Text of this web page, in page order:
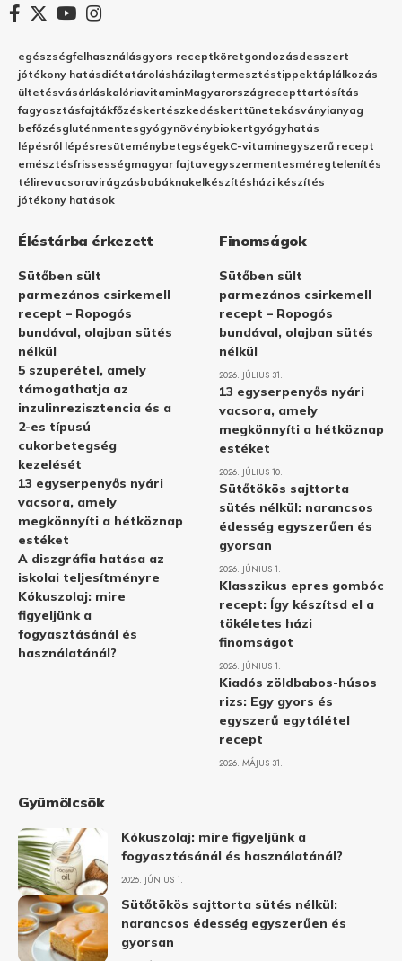
egészségfelhasználásgyors receptköretgondozásdesszert
jótékony hatásdiétatárolásházilagtermesztéstippektáplálkozás
ültetésvásárláskalóriavitaminMagyarországrecepttartósítás
fagyasztásfajtákfőzéskertészkedéskerttünetekásványianyag
befőzésgluténmentesgyógynövénybiokertgyógyhatás
lépésről lépésresüteménybetegségekC-vitaminegyszerű recept
emésztésfrissességmagyar fajtavegyszermentesméregtelenítés
télirevacsoravirágzásbabáknakelkészítésházi készítés
jótékony hatások
Éléstárba érkezett
Sütőben sült
parmezános csirkemell
recept – Ropogós
bundával, olajban sütés
nélkül
5 szuperétel, amely
támogathatja az
inzulinrezisztencia és a
2-es típusú
cukorbetegség
kezelését
13 egyserpenyős nyári
vacsora, amely
megkönnyíti a hétköznap
estéket
A diszgráfia hatása az
iskolai teljesítményre
Kókuszolaj: mire
figyeljünk a
fogyasztásánál és
használatánál?
Finomságok
Sütőben sült
parmezános csirkemell
recept – Ropogós
bundával, olajban sütés
nélkül
2026. JÚLIUS 31.
13 egyserpenyős nyári
vacsora, amely
megkönnyíti a hétköznap
estéket
2026. JÚLIUS 10.
Sütőtökös sajttorta
sütés nélkül: narancsos
édesség egyszerűen és
gyorsan
2026. JÚNIUS 1.
Klasszikus epres gombóc
recept: Így készítsd el a
tökéletes házi
finomságot
2026. JÚNIUS 1.
Kiadós zöldbabos-húsos
rizs: Egy gyors és
egyszerű egytálétel
recept
2026. MÁJUS 31.
Gyümölcsök
Kókuszolaj: mire figyeljünk a
fogyasztásánál és használatánál?
2026. JÚNIUS 1.
Sütőtökös sajttorta sütés nélkül:
narancsos édesség egyszerűen és
gyorsan